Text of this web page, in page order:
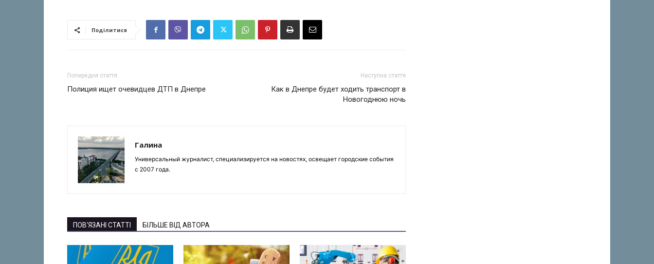
Поділитися
Попередня стаття
Полиция ищет очевидцев ДТП в Днепре
Наступна стаття
​Как в Днепре будет ходить транспорт в
Новогоднюю ночь
Галина
Универсальный журналист, специализируется на новостях, освещает городские события
с 2007 года.
ПОВ'ЯЗАНІ СТАТТІ БІЛЬШЕ ВІД АВТОРА